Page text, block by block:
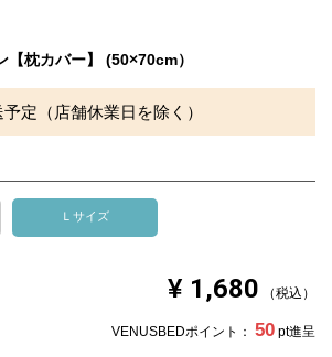
【枕カバー】 (50×70cm）
定（店舗休業日を除く）
Ｌサイズ
¥ 1,680 税込
VENUSBEDポイント： 50 pt進呈